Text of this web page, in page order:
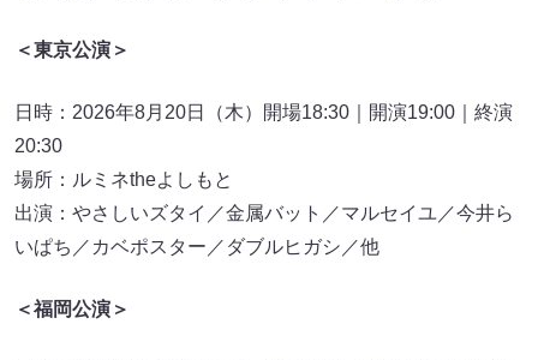
＜東京公演 ＞
⽇時：2026年8⽉20日（木）開場18:30｜開演19:00｜終演
20:30
場所：ルミネtheよしもと
出演：やさしいズタイ／金属バット／マルセイユ／今井ら
いぱち／カベポスター／ダブルヒガシ／他
＜福岡公演 ＞